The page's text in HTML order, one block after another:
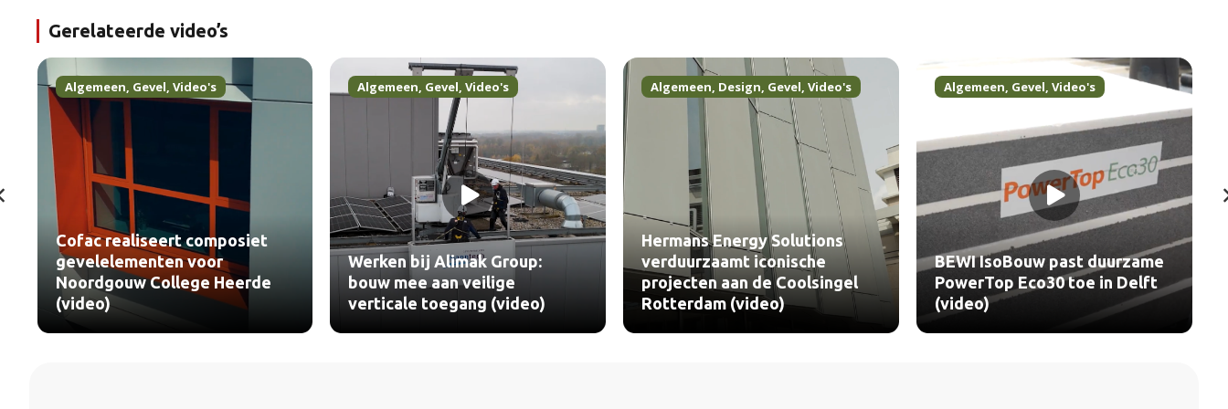
Gerelateerde video’s
Algemeen, Gevel, Video's
Cofac realiseert composiet
gevelelementen voor
Noordgouw College Heerde
(video)
Algemeen, Gevel,Video's
Werken bij Alimak Group:
bouw mee aan veilige
verticale toegang (video)
Algemeen, Design, Gevel,Video's
Hermans Energy Solutions
verduurzaamt iconische
projecten aan de Coolsingel
Rotterdam (video)
Algemeen, Gevel, Video's
BEWI IsoBouw past duurzame
PowerTop Eco30 toe in Delft
(video)